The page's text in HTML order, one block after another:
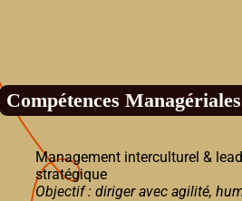
Compétences
Management interculturel &
stratégique
Objectif : diriger avec agilité,